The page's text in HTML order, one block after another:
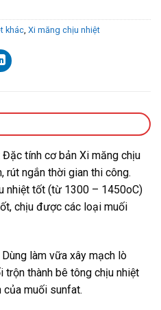
khác Xi măng chịu nhiệt
tính cơ bản Xi măng chịu
rút ngắn thời gian thi công.
nhiệt tốt (từ 1300 – 1450oC)
chịu được các loại muối
làm vữa xây mạch lò
trộn thành bê tông chịu nhiệt
của muối sunfat.